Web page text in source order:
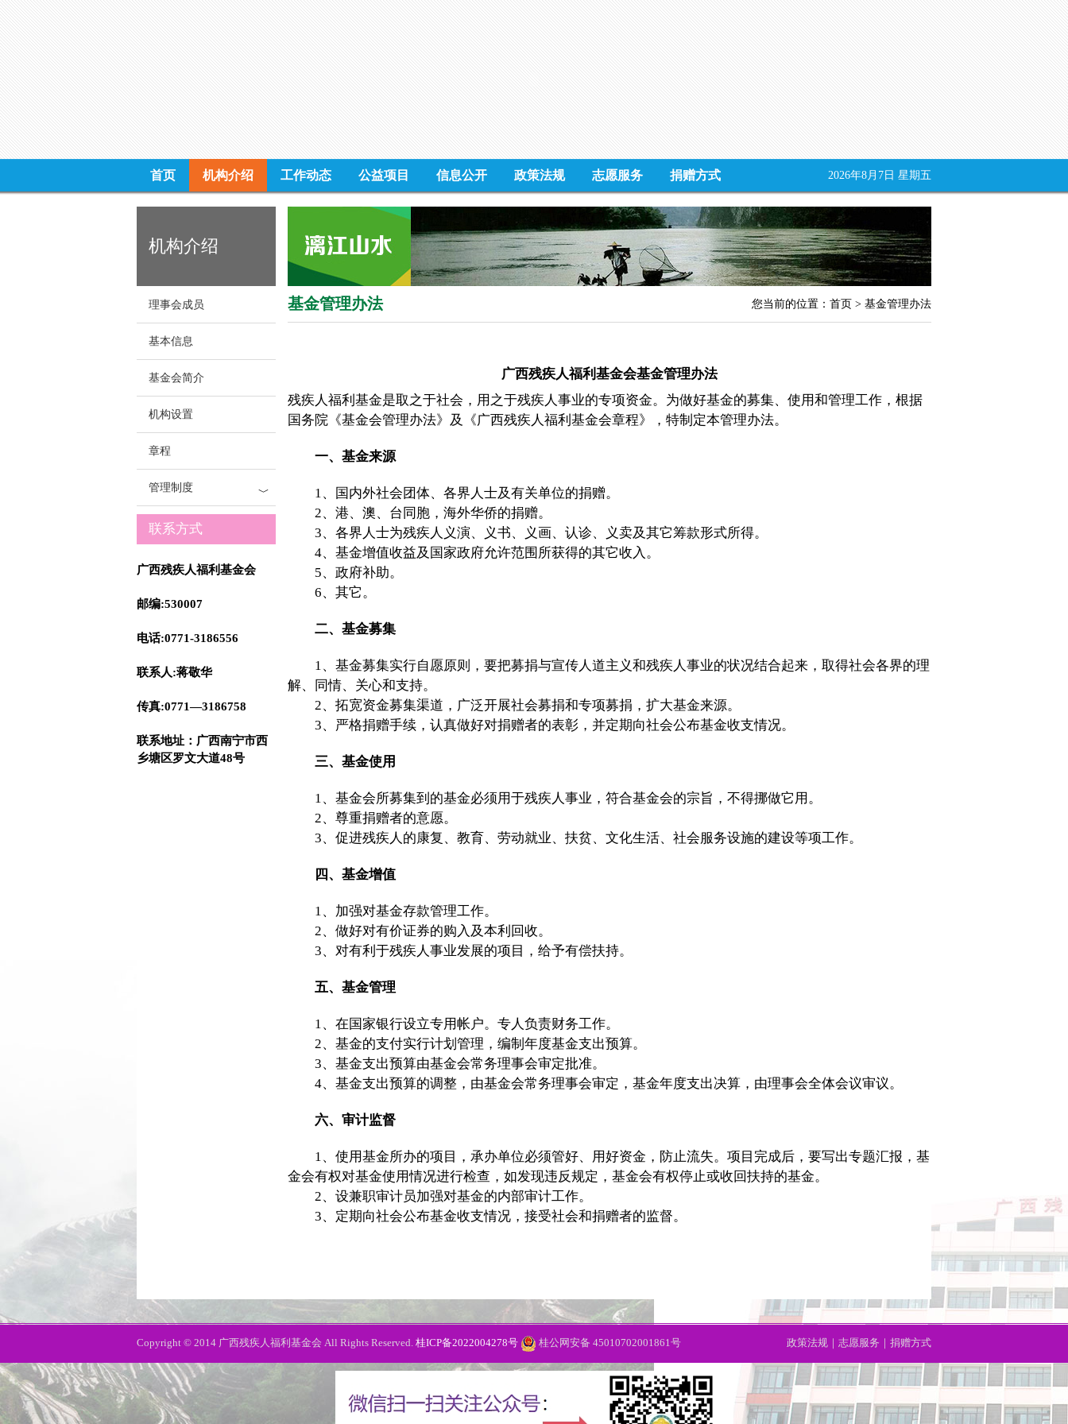
首页 机构介绍 工作动态 公益项目 信息公开 政策法规 志愿服务 捐赠方式 2026年8月7日 星期五
机构介绍
理事会成员
基本信息
基金会简介
机构设置
章程
﹀
管理制度
联系方式
广西残疾人福利基金会
邮编:530007
电话:0771-3186556
联系人:蒋敬华
传真:0771—3186758
联系地址 ：广西南宁市西
乡塘区罗文大道48号
基金管理办法 您当前的位置： 首页 > 基金管理办法
广西残疾人福利基金会基金管理办法
残疾人福利基金是取之于社会，用之于残疾人事业的专项资金。为做好基金的募集、使用和管理工作，根据
国务院《基金会管理办法》及《广西残疾人福利基金会章程》，特制定本管理办法。
一、基金来源
1、国内外社会团体、各界人士及有关单位的捐赠。
2、港、澳、台同胞，海外华侨的捐赠。
3、各界人士为残疾人义演、义书、义画、认诊、义卖及其它筹款形式所得。
4、基金增值收益及国家政府允许范围所获得的其它收入。
5、政府补助。
6、其它。
二、基金募集
1、基金募集实行自愿原则，要把募捐与宣传人道主义和残疾人事业的状况结合起来，取得社会各界的理
解、同情、关心和支持。
2、拓宽资金募集渠道，广泛开展社会募捐和专项募捐，扩大基金来源。
3、严格捐赠手续，认真做好对捐赠者的表彰，并定期向社会公布基金收支情况。
三、基金使用
1、基金会所募集到的基金必须用于残疾人事业，符合基金会的宗旨，不得挪做它用。
2、尊重捐赠者的意愿。
3、促进残疾人的康复、教育、劳动就业、扶贫、文化生活、社会服务设施的建设等项工作。
四、基金增值
1、加强对基金存款管理工作。
2、做好对有价证券的购入及本利回收。
3、对有利于残疾人事业发展的项目，给予有偿扶持。
五、基金管理
1、在国家银行设立专用帐户。专人负责财务工作。
2、基金的支付实行计划管理，编制年度基金支出预算。
3、基金支出预算由基金会常务理事会审定批准。
4、基金支出预算的调整，由基金会常务理事会审定，基金年度支出决算，由理事会全体会议审议。
六、审计监督
1、使用基金所办的项目，承办单位必须管好、用好资金，防止流失。项目完成后，要写出专题汇报，基
金会有权对基金使用情况进行检查，如发现违反规定，基金会有权停止或收回扶持的基金。
2、设兼职审计员加强对基金的内部审计工作。
3、定期向社会公布基金收支情况，接受社会和捐赠者的监督。
Copyright © 2014 广西残疾人福利基金会 All Rights Reserved. 桂ICP备2022004278号 桂公网安备 45010702001861号 政策法规 ｜ 志愿服务 ｜ 捐赠方式